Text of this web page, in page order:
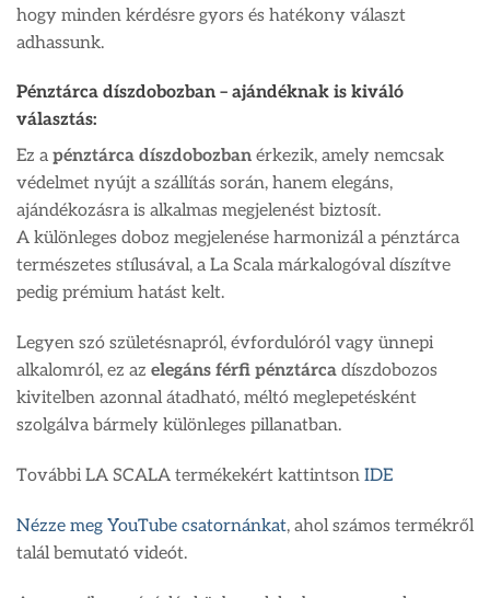
hogy minden kérdésre gyors és hatékony választ
adhassunk.
Pénztárca díszdobozban – ajándéknak is kiváló
választás:
Ez a pénztárca díszdobozban érkezik, amely nemcsak
védelmet nyújt a szállítás során, hanem elegáns,
ajándékozásra is alkalmas megjelenést biztosít.
A különleges doboz megjelenése harmonizál a pénztárca
természetes stílusával, a La Scala márkalogóval díszítve
pedig prémium hatást kelt.
Legyen szó születésnapról, évfordulóról vagy ünnepi
alkalomról, ez az elegáns férfi pénztárca díszdobozos
kivitelben azonnal átadható, méltó meglepetésként
szolgálva bármely különleges pillanatban.
További LA SCALA termékekért kattintson IDE
Nézze meg YouTube csatornánkat, ahol számos termékről
talál bemutató videót.